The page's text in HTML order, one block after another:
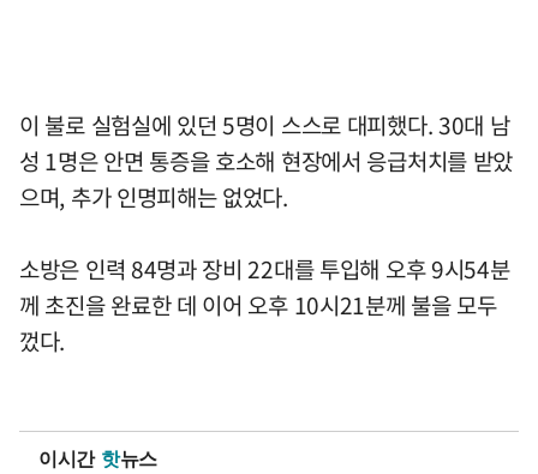
이 불로 실험실에 있던 5명이 스스로 대피했다. 30대 남
성 1명은 안면 통증을 호소해 현장에서 응급처치를 받았
으며, 추가 인명피해는 없었다.
소방은 인력 84명과 장비 22대를 투입해 오후 9시54분
께 초진을 완료한 데 이어 오후 10시21분께 불을 모두
껐다.
이시간 핫뉴스